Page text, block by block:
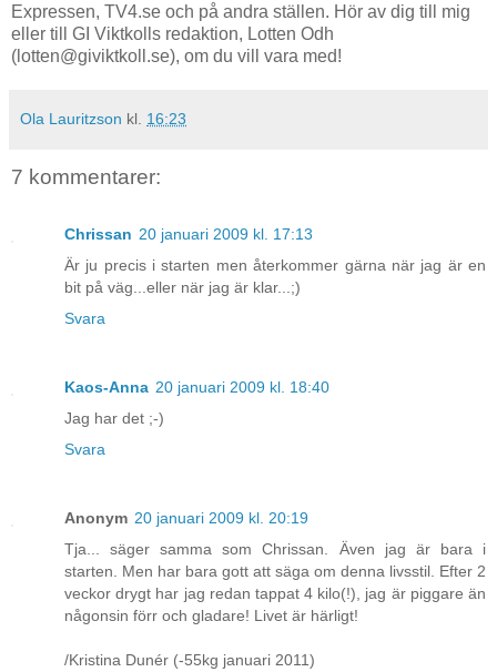
Expressen, TV4.se och på andra ställen. Hör av dig till mig
eller till GI Viktkolls redaktion, Lotten Odh
(lotten@giviktkoll.se), om du vill vara med!
Ola Lauritzson kl. 16:23
7 kommentarer:
Chrissan 20 januari 2009 kl. 17:13
Är ju precis i starten men återkommer gärna när jag är en
bit på väg...eller när jag är klar...;)
Svara
Kaos-Anna 20 januari 2009 kl. 18:40
Jag har det ;-)
Svara
Anonym 20 januari 2009 kl. 20:19
Tja... säger samma som Chrissan. Även jag är bara i
starten. Men har bara gott att säga om denna livsstil. Efter 2
veckor drygt har jag redan tappat 4 kilo(!), jag är piggare än
någonsin förr och gladare! Livet är härligt!
/Kristina Dunér (-55kg januari 2011)